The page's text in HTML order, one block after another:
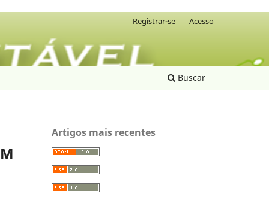
Buscar
Registrar-se Acesso
Artigos mais recentes